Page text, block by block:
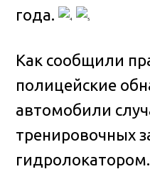
года.
Как сообщили
полицейские
автомобили
тренировочных